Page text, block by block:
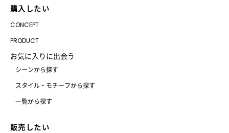
購入したい
CONCEPT
PRODUCT
お気に入りに出会う
シーンから探す
スタイル・モチーフから探す
一覧から探す
販売したい